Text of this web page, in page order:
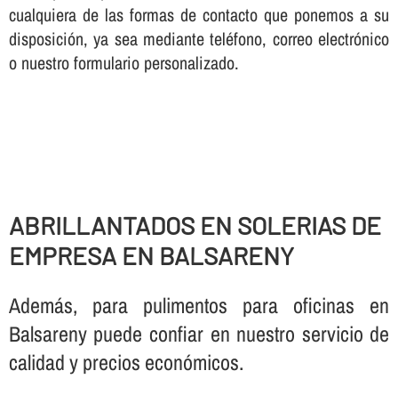
cualquiera de las formas de contacto que ponemos a su
disposición, ya sea mediante teléfono, correo electrónico
o nuestro formulario personalizado.
ABRILLANTADOS EN SOLERIAS DE
EMPRESA EN BALSARENY
Además, para pulimentos para oficinas en
Balsareny puede confiar en nuestro servicio de
calidad y precios económicos.